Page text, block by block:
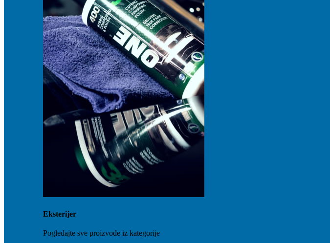
Eksterijer
Pogledajte sve proizvode iz kategorije